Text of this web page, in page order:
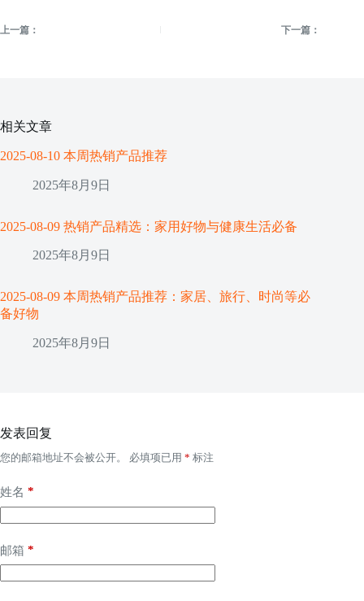
上一篇： 下一篇：
相关文章
2025-08-10 本周热销产品推荐
2025年8月9日
2025-08-09 热销产品精选：家用好物与健康生活必备
2025年8月9日
2025-08-09 本周热销产品推荐：家居、旅行、时尚等必
备好物
2025年8月9日
发表回复
您的邮箱地址不会被公开。 必填项已用 * 标注
姓名 *
邮箱 *